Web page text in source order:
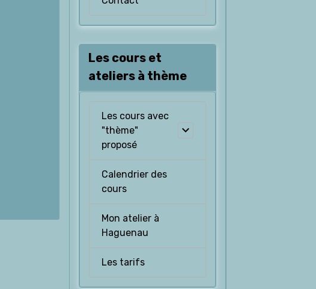
Les cours et
ateliers à thème
Les cours avec
"thème"
proposé
Calendrier des
cours
Mon atelier à
Haguenau
Les tarifs